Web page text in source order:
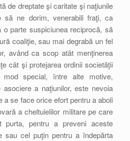
de dreptate şi caritate şi naţiunile
să ne dorim, venerabili fraţi, ca
o parte suspiciunea reciprocă, să
coaliţie, sau mai degrabă un fel
având ca scop atât menţinerea
cât şi protejarea ordinii societăţii
special, între alte motive,
a naţiunilor, este nevoia
a se face orice efort pentru a aboli
a cheltuielilor militare pe care
pentru a preveni aceste
sau cel puţin pentru a îndepărta